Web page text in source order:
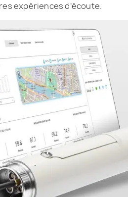
expériences d’écoute.